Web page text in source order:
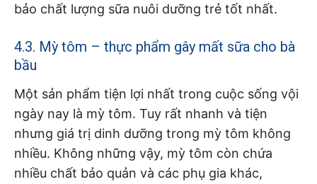
bảo chất lượng sữa nuôi dưỡng trẻ tốt nhất.
4.3. Mỳ tôm – thực phẩm gây mất sữa cho bà
bầu
Một sản phẩm tiện lợi nhất trong cuộc sống vội
ngày nay là mỳ tôm. Tuy rất nhanh và tiện
nhưng giá trị dinh dưỡng trong mỳ tôm không
nhiều. Không những vậy, mỳ tôm còn chứa
nhiều chất bảo quản và các phụ gia khác,